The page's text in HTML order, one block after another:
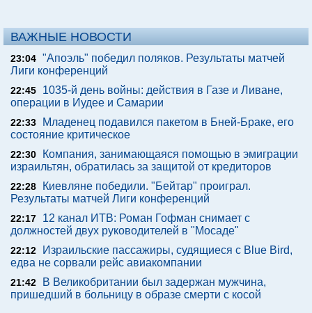
ВАЖНЫЕ НОВОСТИ
23:04 "Апоэль" победил поляков. Результаты матчей
Лиги конференций
22:45
1035-й день войны: действия в Газе и Ливане,
операции в Иудее и Самарии
22:33
Младенец подавился пакетом в Бней-Браке, его
состояние критическое
22:30
Компания, занимающаяся помощью в эмиграции
израильтян, обратилась за защитой от кредиторов
22:28
Киевляне победили. "Бейтар" проиграл.
Результаты матчей Лиги конференций
22:17
12 канал ИТВ: Роман Гофман снимает с
должностей двух руководителей в "Мосаде"
22:12
Израильские пассажиры, судящиеся с Blue Bird,
едва не сорвали рейс авиакомпании
21:42
В Великобритании был задержан мужчина,
пришедший в больницу в образе смерти с косой